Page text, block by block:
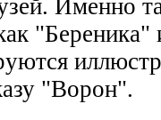
Именно
"Ворон".